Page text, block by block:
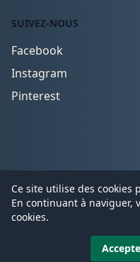
SUIVEZ-NOUS
Facebook
Instagram
Pinterest
Ce site utilise des cookies
En continuant à naviguer,
cookies.